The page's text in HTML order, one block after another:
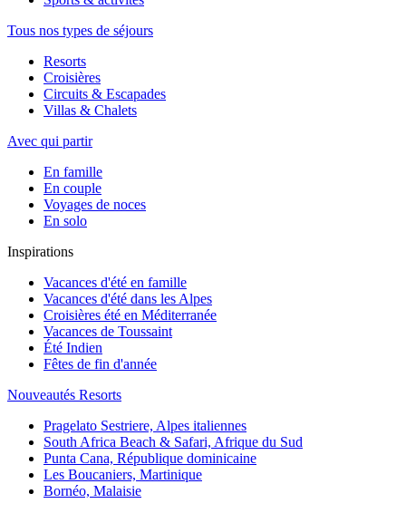
Tous nos types de séjours
Resorts
Croisières
Circuits & Escapades
Villas & Chalets
Avec qui partir
En famille
En couple
Voyages de noces
En solo
Inspirations
Vacances d'été en famille
Vacances d'été dans les Alpes
Croisières été en Méditerranée
Vacances de Toussaint
Été Indien
Fêtes de fin d'année
Nouveautés Resorts
Pragelato Sestriere, Alpes italiennes
South Africa Beach & Safari, Afrique du Sud
Punta Cana, République dominicaine
Les Boucaniers, Martinique
Bornéo, Malaisie